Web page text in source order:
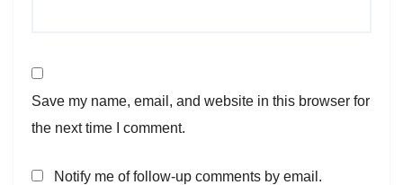
Save my name, email, and website in this browser for
the next time I comment.
Notify me of follow-up comments by email.